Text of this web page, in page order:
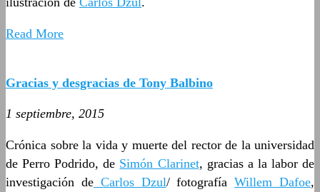
Read More
Gracias y desgracias de Tony Balbino
1 septiembre, 2015
Crónica sobre la vida y muerte del rector de la universidad
de Perro Podrido, de Simón Clarinet, gracias a la labor de
investigación deCarlos Dzul/ fotografíaWillem Dafoe,